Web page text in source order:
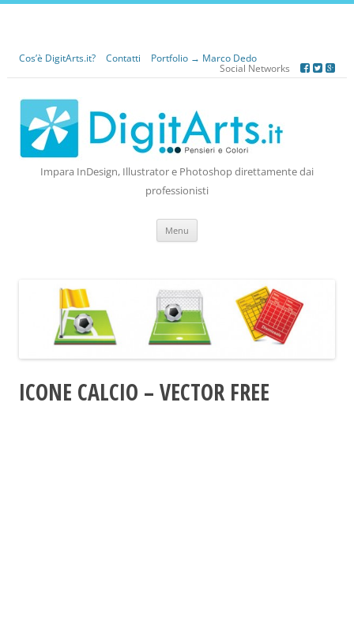
Cos’è DigitArts.it? Contatti
Portfolio → Marco Dedo
Social Networks
Impara InDesign, Illustrator e Photoshop direttamente dai
professionisti
Menu
ICONE CALCIO – VECTOR FREE